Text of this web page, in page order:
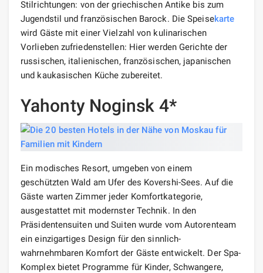
Stilrichtungen: von der griechischen Antike bis zum
Jugendstil und französischen Barock. Die Speisekarte
wird Gäste mit einer Vielzahl von kulinarischen
Vorlieben zufriedenstellen: Hier werden Gerichte der
russischen, italienischen, französischen, japanischen
und kaukasischen Küche zubereitet.
Yahonty Noginsk 4*
Ein modisches Resort, umgeben von einem
geschützten Wald am Ufer des Kovershi-Sees. Auf die
Gäste warten Zimmer jeder Komfortkategorie,
ausgestattet mit modernster Technik. In den
Präsidentensuiten und Suiten wurde vom Autorenteam
ein einzigartiges Design für den sinnlich-
wahrnehmbaren Komfort der Gäste entwickelt. Der Spa-
Komplex bietet Programme für Kinder, Schwangere,